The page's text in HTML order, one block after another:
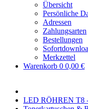
Übersicht
Persönliche
Adressen
Zahlungsarten
Bestellungen
Merkzettel
Warenkorb 0 0,00 €
LED RÖHREN T8